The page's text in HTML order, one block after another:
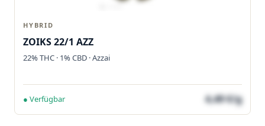
HYBRID
ZOIKS 22/1 AZZ
22% THC · 1% CBD · Azzai
● Verfügbar 4,49 €/g